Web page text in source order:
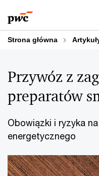
do
treści
do
stopki
Strona główna
Obowiązki i ryzyka
energetycznego
Przywóz z
preparatów